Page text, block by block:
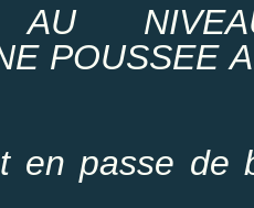
AU
POUSSEE
en passe de